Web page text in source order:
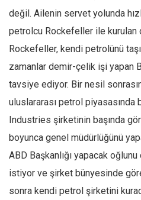
değil. Ailenin servet yolunda
petrolcu Rockefeller ile kurulan
Rockefeller, kendi petrolünü
zamanlar demir-çelik işi yapan
tavsiye ediyor. Bir nesil
uluslararası petrol
Industries şirketinin başında
boyunca genel müdürlüğünü
ABD Başkanlığı yapacak
istiyor ve şirket bünyesinde
sonra kendi petrol şirketini